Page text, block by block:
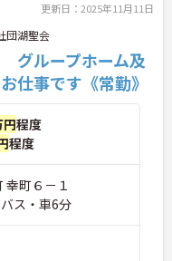
更新日：2025年11月11日
団湖聖会
グループホーム及
仕事です《常勤》
程度
程度
幸町６－１
ス・車6分